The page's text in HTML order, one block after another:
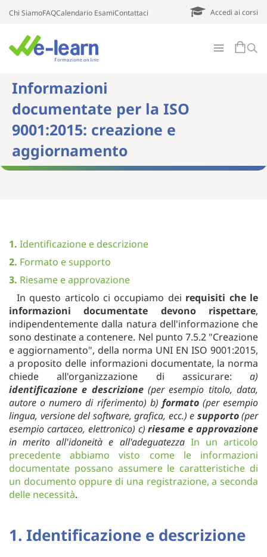
Chi SiamoFAQCalendario EsamiContattaci Accedi ai corsi
Informazioni
documentate per la ISO
9001:2015: creazione e
aggiornamento
1. Identificazione e descrizione
2. Formato e supporto
3. Riesame e approvazione
In questo articolo ci occupiamo dei requisiti che le
informazioni documentate devono rispettare,
indipendentemente dalla natura dell'informazione che
sono destinate a contenere. Nel punto 7.5.2 "Creazione
e aggiornamento", della norma UNI EN ISO 9001:2015,
a proposito delle informazioni documentate, la norma
chiede all'organizzazione di assicurare: a)
identificazione e descrizione(per esempio titolo, data,
autore o numero di riferimento) b) formato(per esempio
lingua, versione del software, grafica, ecc.) e supporto(per
esempio cartaceo, elettronico) c) riesame e approvazione
in merito all'idoneità e all'adeguatezza In un articolo
precedente abbiamo visto come le informazioni
documentate possano assumere le caratteristiche di
un documento oppure di una registrazione, a seconda
delle necessità.
1. Identificazione e descrizione